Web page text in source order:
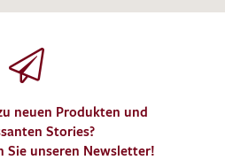
neuen Produkten und
Stories?
Sie unseren Newsletter!